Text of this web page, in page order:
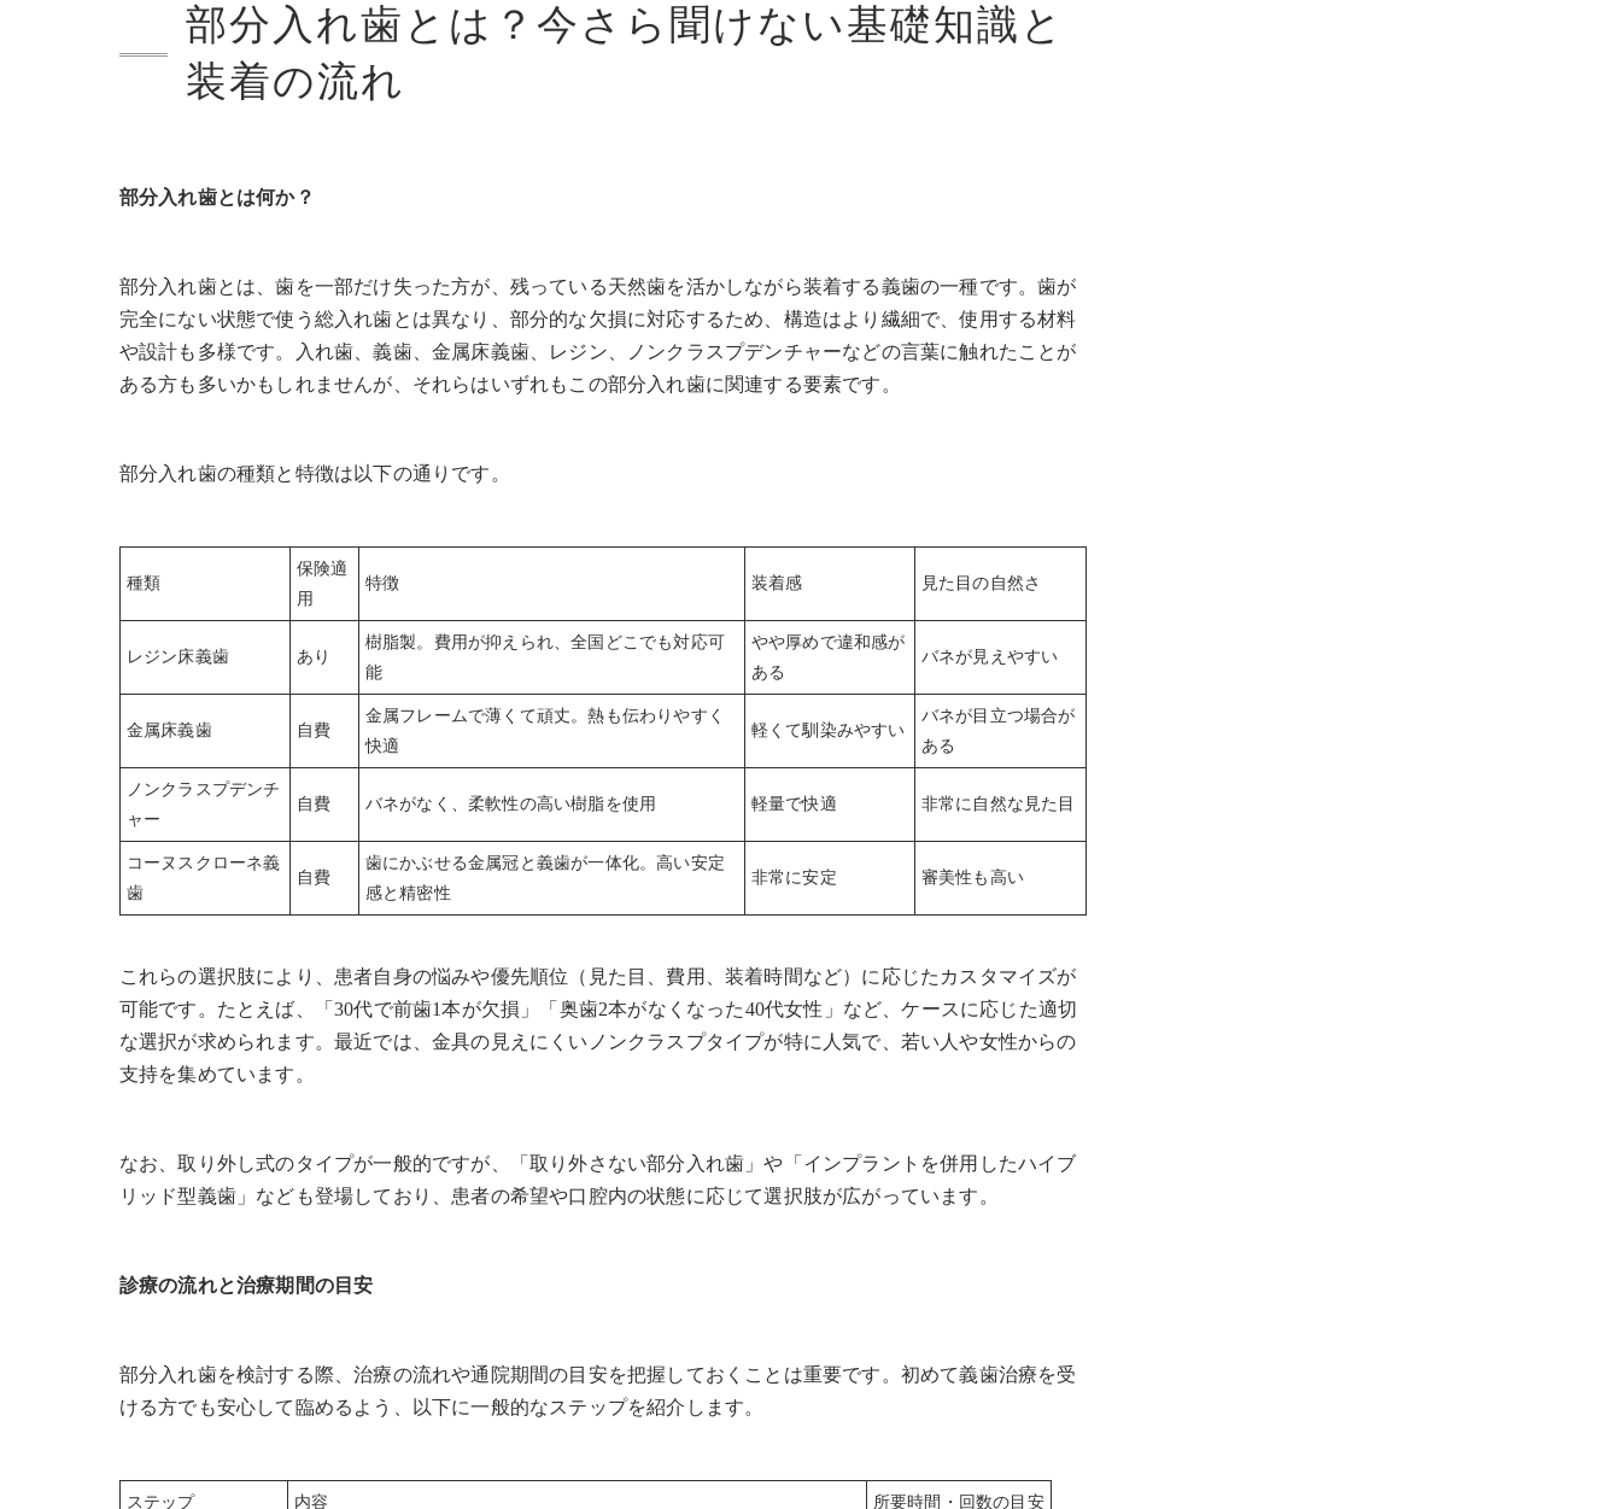
部分入れ歯とは？今さら聞けない基礎知識と
装着の流れ
部分入れ歯とは何か？
部分入れ歯とは、歯を一部だけ失った方が、残っている天然歯を活かしながら装着する義歯の一種です。歯が
完全にない状態で使う総入れ歯とは異なり、部分的な欠損に対応するため、構造はより繊細で、使用する材料
や設計も多様です。入れ歯、義歯、金属床義歯、レジン、ノンクラスプデンチャーなどの言葉に触れたことが
ある方も多いかもしれませんが、それらはいずれもこの部分入れ歯に関連する要素です。
部分入れ歯の種類と特徴は以下の通りです。
種類
保険適
用
特徴 装着感 見た目の自然さ
レジン床義歯 あり
樹脂製。費用が抑えられ、全国どこでも対応可
能
やや厚めで違和感が
ある
バネが見えやすい
金属床義歯 自費
金属フレームで薄くて頑丈。熱も伝わりやすく
快適
軽くて馴染みやすい
バネが目立つ場合が
ある
ノンクラスプデンチ
ャー
自費 バネがなく、柔軟性の高い樹脂を使用 軽量で快適 非常に自然な見た目
コーヌスクローネ義
歯
自費
歯にかぶせる金属冠と義歯が一体化。高い安定
感と精密性
非常に安定 審美性も高い
これらの選択肢により、患者自身の悩みや優先順位（見た目、費用、装着時間など）に応じたカスタマイズが
可能です。たとえば、「30代で前歯1本が欠損」「奥歯2本がなくなった40代女性」など、ケースに応じた適切
な選択が求められます。最近では、金具の見えにくいノンクラスプタイプが特に人気で、若い人や女性からの
支持を集めています。
なお、取り外し式のタイプが一般的ですが、「取り外さない部分入れ歯」や「インプラントを併用したハイブ
リッド型義歯」なども登場しており、患者の希望や口腔内の状態に応じて選択肢が広がっています。
診療の流れと治療期間の目安
部分入れ歯を検討する際、治療の流れや通院期間の目安を把握しておくことは重要です。初めて義歯治療を受
ける方でも安心して臨めるよう、以下に一般的なステップを紹介します。
ステップ 内容 所要時間・回数の目安